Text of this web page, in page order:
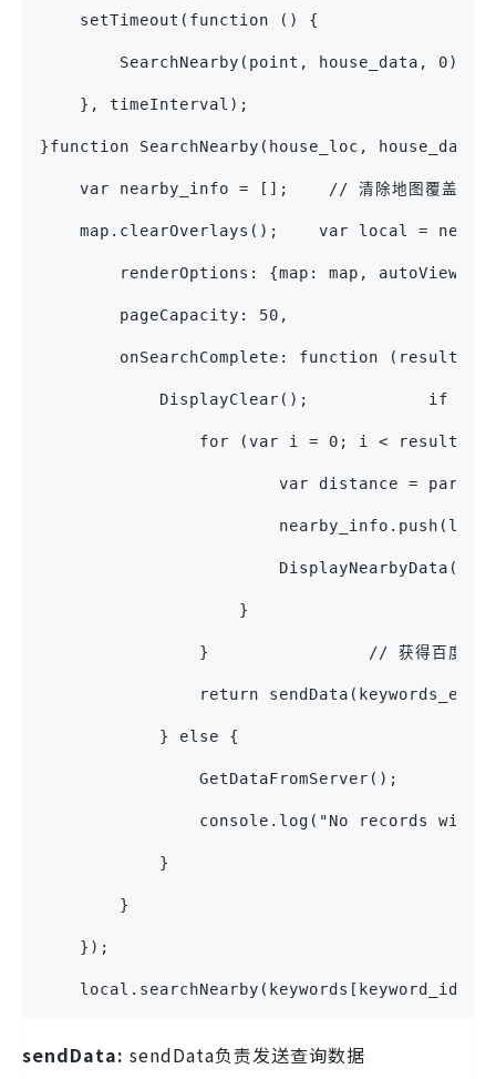
    setTimeout(function () {
        SearchNearby(point, house_data, 0);
    }, timeInterval);
}function SearchNearby(house_loc,
    var nearby_info = [];    // 清除地图覆盖物
map.clearOverlays();    var local = new
renderOptions: {map: map,
        pageCapacity: 50,
onSearchComplete: function (results)
DisplayClear();            if
for (var i = 0; i <
var distance =
                    }
}                // 获得百度地图
return
            } else {
                GetDataFromServer();
console.log("No records with
            }
        }
    });
sendData: sendData负责发送查询数据